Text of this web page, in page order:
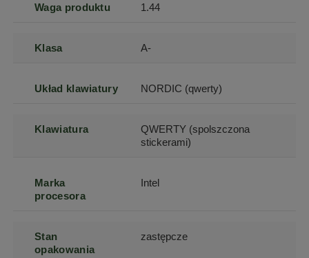
Waga produktu 1.44
Klasa A-
Układ klawiatury NORDIC (qwerty)
Klawiatura
QWERTY (spolszczona
stickerami)
Marka
procesora
Intel
Stan
opakowania
zastępcze